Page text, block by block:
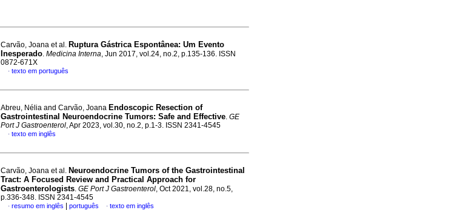
Carvão, Joana et al. Ruptura Gástrica Espontânea: Um Evento
Inesperado. Medicina Interna, Jun 2017, vol.24, no.2, p.135-136. ISSN
0872-671X
· texto em português
Abreu, Nélia and Carvão, Joana Endoscopic Resection of
Gastrointestinal Neuroendocrine Tumors: Safe and Effective. GE
Port J Gastroenterol, Apr 2023, vol.30, no.2, p.1-3. ISSN 2341-4545
· texto em inglês
Carvão, Joana et al. Neuroendocrine Tumors of the Gastrointestinal
Tract: A Focused Review and Practical Approach for
Gastroenterologists. GE Port J Gastroenterol, Oct 2021, vol.28, no.5,
p.336-348. ISSN 2341-4545
· resumo em inglês português · texto em inglês